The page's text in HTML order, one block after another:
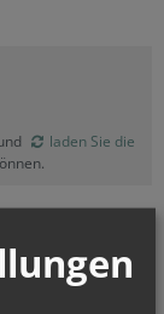
laden Sie die